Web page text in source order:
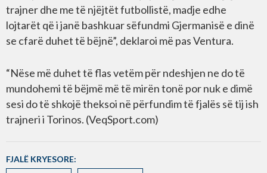
trajner dhe me të njëjtët futbollistë, madje edhe
lojtarët që i janë bashkuar sëfundmi Gjermanisë e dinë
se cfarë duhet të bëjnë”, deklaroi më pas Ventura.
“Nëse më duhet të flas vetëm për ndeshjen ne do të
mundohemi të bëjmë më të mirën tonë por nuk e dimë
sesi do të shkojë theksoi në përfundim të fjalës së tij ish
trajneri i Torinos. (VeqSport.com)
FJALË KRYESORE: